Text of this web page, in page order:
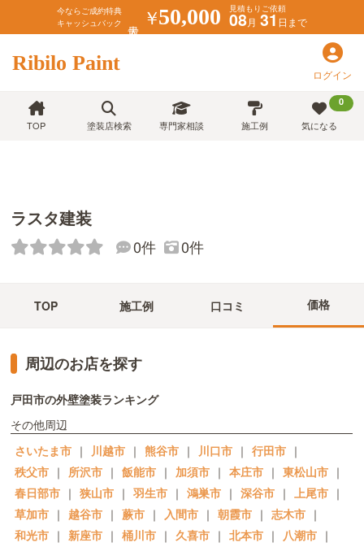
今ならご成約特典
キャッシュバック
￥50,000 見積もりご依頼
08月 31日まで
Ribilo Paint ログイン
TOP 塗装店検索 専門家相談 施工例
0
気になる
ラスタ建装
0件 0件
TOP 施工例 口コミ 価格
周辺のお店を探す
戸田市の外壁塗装ランキング
その他周辺
さいたま市 ｜ 川越市 ｜ 熊谷市 ｜ 川口市 ｜ 行田市 ｜
秩父市 ｜ 所沢市 ｜ 飯能市 ｜ 加須市 ｜ 本庄市 ｜ 東松山市 ｜
春日部市 ｜ 狭山市 ｜ 羽生市 ｜ 鴻巣市 ｜ 深谷市 ｜ 上尾市 ｜
草加市 ｜ 越谷市 ｜ 蕨市 ｜ 入間市 ｜ 朝霞市 ｜ 志木市 ｜
和光市 ｜ 新座市 ｜ 桶川市 ｜ 久喜市 ｜ 北本市 ｜ 八潮市 ｜